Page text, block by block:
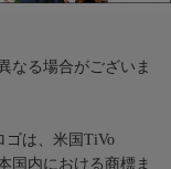
なる場合がございま
ゴは、米国TiVo
国内における商標ま